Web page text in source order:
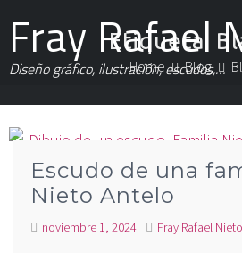
Fray Rafael
Diseño gráfico, ilustración, escudos,…
Etiqueta:
Home Blog
Escudo de una
Nieto Antelo
noviembre 1, 2024 Fray Rafael Nieto